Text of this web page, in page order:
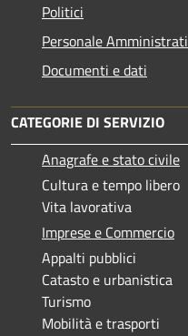
Politici
Personale
Documenti e dati
CATEGORIE DI SERVIZIO
Anagrafe e stato civile
Cultura e tempo libero
Vita lavorativa
Imprese e Commercio
Appalti pubblici
Catasto e urbanistica
Turismo
Mobilità e trasporti